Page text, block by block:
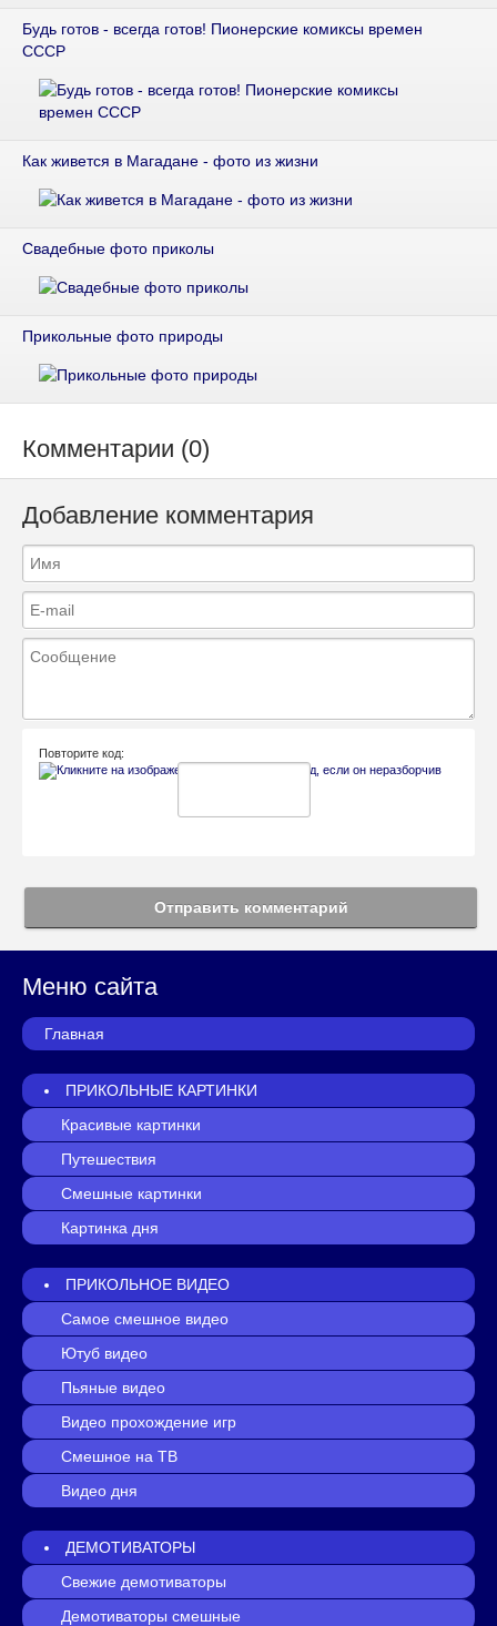
Будь готов - всегда готов! Пионерские комиксы времен
СССР
Как живется в Магадане - фото из жизни
Свадебные фото приколы
Прикольные фото природы
Комментарии (0)
Добавление комментария
Повторите код:
Отправить комментарий
Меню сайта
Главная
ПРИКОЛЬНЫЕ КАРТИНКИ
Красивые картинки
Путешествия
Смешные картинки
Картинка дня
ПРИКОЛЬНОЕ ВИДЕО
Самое смешное видео
Ютуб видео
Пьяные видео
Видео прохождение игр
Смешное на ТВ
Видео дня
ДЕМОТИВАТОРЫ
Свежие демотиваторы
Демотиваторы смешные